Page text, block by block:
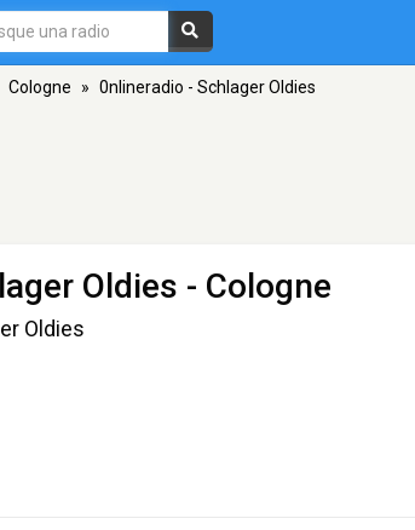
Cologne » 0nlineradio - Schlager Oldies
Oldies - Cologne
Oldies